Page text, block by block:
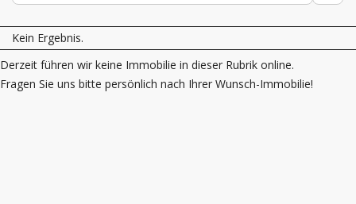
Kein Ergebnis.
Derzeit führen wir keine Immobilie in dieser Rubrik online.
Fragen Sie uns bitte persönlich nach Ihrer Wunsch-Immobilie!